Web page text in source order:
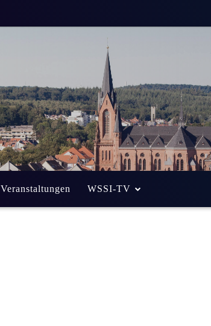
Veranstaltungen WSSI-TV